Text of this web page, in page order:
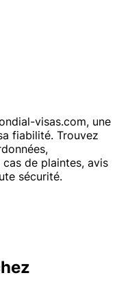
visas.com, une
fiabilité. Trouvez
de plaintes, avis
sécurité.